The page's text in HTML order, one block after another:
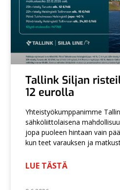
Tallink Siljan
12 eurolla
Yhteistyökumppanimme
sähköliittolaisena
jopa puoleen hintaan vain
kun teet varauksen ja
LUE TÄSTÄ